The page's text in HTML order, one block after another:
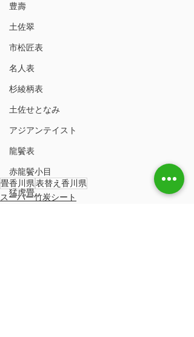
豊壽
土佐翠
市松匠表
名人表
杉綾柄表
土佐せとなみ
アジアンテイスト
龍鬢表
赤龍鬢小目
猛虎畳
畳香川県表替え香川県
スーパー竹炭シート